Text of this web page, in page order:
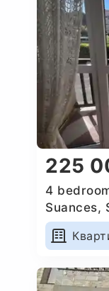
225
4
Suances,